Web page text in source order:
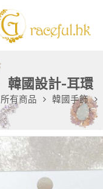
韓國設計-耳環
所有商品 韓國手飾